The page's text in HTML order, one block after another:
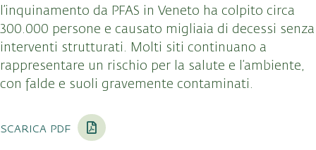
l’inquinamento da PFAS in Veneto ha colpito circa
300.000 persone e causato migliaia di decessi senza
interventi strutturati. Molti siti continuano a
rappresentare un rischio per la salute e l’ambiente,
con falde e suoli gravemente contaminati.
scarica pdf